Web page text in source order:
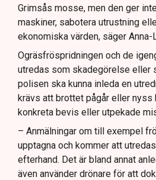
Grimsås mosse, men den ger
maskiner, sabotera utrustning
ekonomiska värden, säger Anna-
Ogräsfröspridningen och de
utredas som skadegörelse eller
polisen ska kunna inleda en
krävs att brottet pågår eller nyss
konkreta bevis eller utpekade
– Anmälningar om till exempel
upptagna och kommer att
efterhand. Det är bland annat
även använder drönare för att